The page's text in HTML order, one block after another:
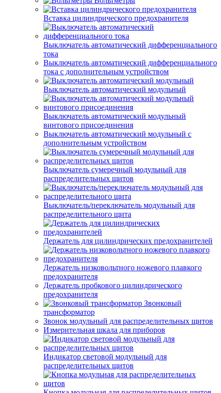
Вставка цилиндрического предохранителя
Выключатель автоматический дифференциального
тока
Выключатель автоматический дифференциального
тока с дополнительным устройством
Выключатель автоматический модульный
Выключатель автоматический модульный
винтового присоединения
Выключатель автоматический модульный с
дополнительным устройством
Выключатель сумеречный модульный для
распределительных щитов
Выключатель/переключатель модульный для
распределительного щита
Держатель для цилиндрических предохранителей
Держатель низковольтного ножевого плавкого
предохранителя
Держатель пробкового цилиндрического
предохранителя
Звонковый
трансформатор
Звонок модульный для распределительных щитов
Измерительная шкала для приборов
Индикатор световой модульный для
распределительных щитов